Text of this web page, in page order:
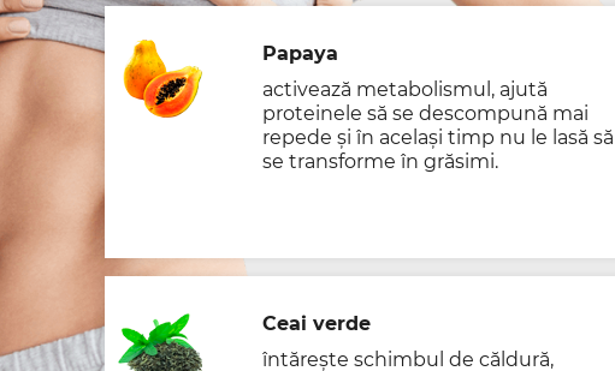
Papaya
activează metabolismul, ajută
proteinele să se descompună mai
repede și în același timp nu le lasă să
se transforme în grăsimi.
Ceai verde
întărește schimbul de căldură,